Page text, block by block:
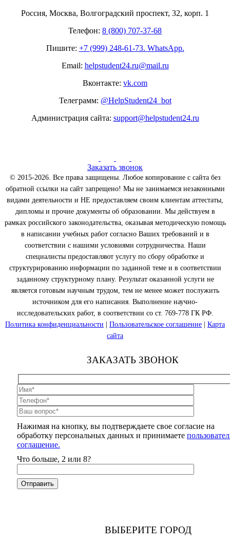
Россия, Москва, Волгоградский проспект, 32, корп. 1
Телефон: 8 (800) 707-37-68
Пишите: +7 (999) 248-61-73. WhatsApp.
Email: helpstudent24.ru@mail.ru
Вконтакте: vk.com
Телеграмм: @HelpStudent24_bot
Администрация сайта: support@helpstudent24.ru
Заказать звонок
© 2015-2026. Все права защищены. Любое копирование с сайта без
обратной ссылки на сайт запрещено! Мы не занимаемся незаконными
видами деятельности и НЕ предоставляем своим клиентам аттестаты,
дипломы и прочие документы об образовании. Мы действуем в
рамках российского законодательства, оказывая методическую помощь
в написании учебных работ согласно Ваших требований и в
соответствии с нашими условиями сотрудничества. Наши
специалисты предоставляют услугу по сбору обработке и
структурированию информации по заданной теме и в соответствии
заданному структурному плану. Результат оказанной услуги не
является готовым научным трудом, тем не менее может послужить
источником для его написания. Выполнение научно-
исследовательских работ, в соответствии со ст. 769-778 ГК РФ.
Политика конфиденциальности
Пользовательское соглашение
Карта
сайта
ЗАКАЗАТЬ ЗВОНОК
Нажимая на кнопку, вы подтверждаете свое согласие на
обработку персональных данных и принимаете
соглашение.
Что больше, 2 или 8?
ВЫБЕРИТЕ ГОРОД